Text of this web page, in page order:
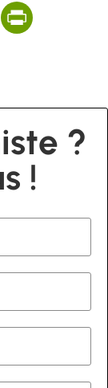
Email
?
!